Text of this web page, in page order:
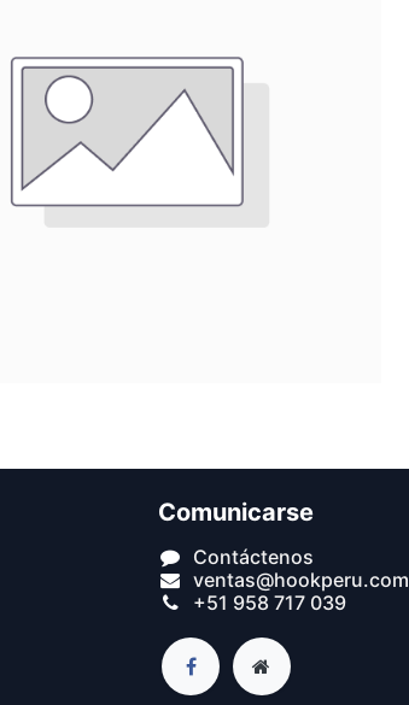
Comunicarse
Contáctenos
ventas@hookperu.com
+51 9​58 717 039